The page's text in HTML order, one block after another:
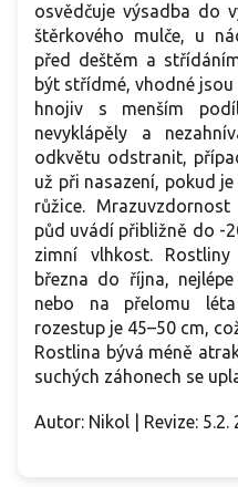
osvědčuje výsadba do
štěrkového mulče, u
před deštěm a
být střídmé, vhodné
hnojiv s menším
nevyklápěly a
odkvětu odstranit,
už při nasazení, pokud
růžice.
půd uvádí přibližně do -
zimní vlhkost.
března do října,
nebo na přelomu
rozestup je 45–50 cm,
Rostlina bývá méně
suchých záhonech se
Autor: Nikol | Revize: 5.2.